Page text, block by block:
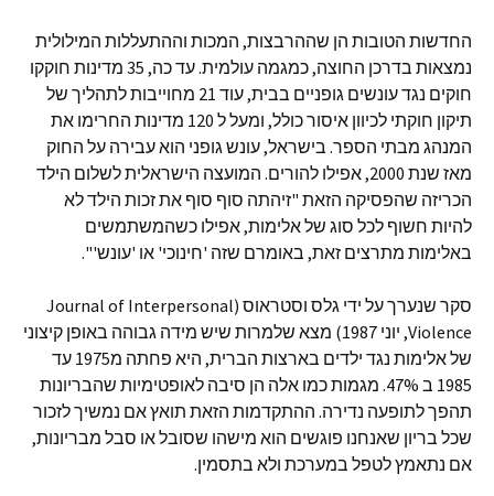
החדשות הטובות הן שההרבצות, המכות וההתעללות המילולית
נמצאות בדרכן החוצה, כמגמה עולמית. עד כה, 35 מדינות חוקקו
חוקים נגד עונשים גופניים בבית, עוד 21 מחוייבות לתהליך של
תיקון חוקתי לכיוון איסור כולל, ומעל ל 120 מדינות החרימו את
המנהג מבתי הספר. בישראל, עונש גופני הוא עבירה על החוק
מאז שנת 2000, אפילו להורים. המועצה הישראלית לשלום הילד
הכריזה שהפסיקה הזאת "זיהתה סוף סוף את זכות הילד לא
להיות חשוף לכל סוג של אלימות, אפילו כשהמשתמשים
באלימות מתרצים זאת, באומרם שזה 'חינוכי' או 'עונש'".
סקר שנערך על ידי גלס וסטראוס (Journal of Interpersonal
Violence, יוני 1987) מצא שלמרות שיש מידה גבוהה באופן קיצוני
של אלימות נגד ילדים בארצות הברית, היא פחתה מ1975 עד
1985 ב 47%. מגמות כמו אלה הן סיבה לאופטימיות שהבריונות
תהפך לתופעה נדירה. ההתקדמות הזאת תואץ אם נמשיך לזכור
שכל בריון שאנחנו פוגשים הוא מישהו שסובל או סבל מבריונות,
אם נתאמץ לטפל במערכת ולא בתסמין.